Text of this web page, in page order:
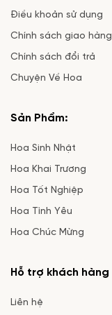
Điều khoản sử dụng
Chính sách giao hàng
Chính sách đổi trả
Chuyện Về Hoa
Sản Phẩm:
Hoa Sinh Nhật
Hoa Khai Trương
Hoa Tốt Nghiệp
Hoa Tình Yêu
Hoa Chúc Mừng
Hỗ trợ khách hàng
Liên hệ